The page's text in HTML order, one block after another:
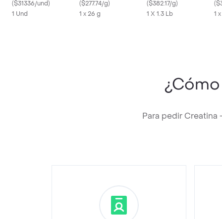
($31336/und)
1 Und
($277.74/g)
1 x 26 g
($382.17/g)
1 X 1.3 Lb
(
1
Para pedir